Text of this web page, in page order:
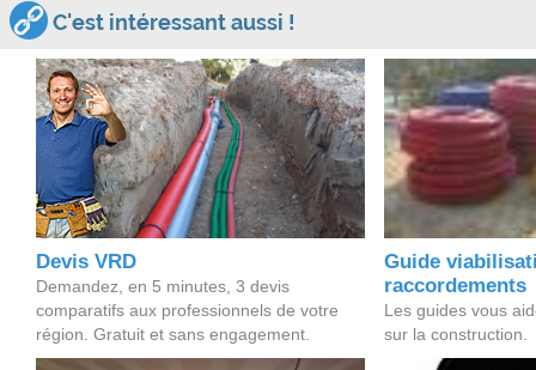
C'est intéressant aussi !
Devis VRD
Demandez, en 5 minutes, 3 devis
comparatifs aux professionnels de votre
région. Gratuit et sans engagement.
Guide
raccordements
Les guides vous
sur la construction.